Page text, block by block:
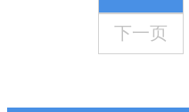
下一页